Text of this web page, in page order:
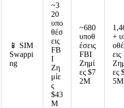
📱 SIM
Swappi
ng
~3
20
υπο
θέσ
εις
FB
I
Ζη
μίε
ς
$43
M
~680
υποθ
έσεις
FBI
Ζημί
ες $7
2M
+
εις
ες